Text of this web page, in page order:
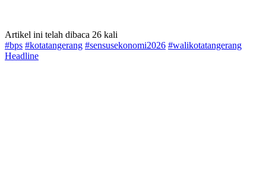
Artikel ini telah dibaca 26 kali
#bps #kotatangerang #sensusekonomi2026 #walikotatangerang
Headline